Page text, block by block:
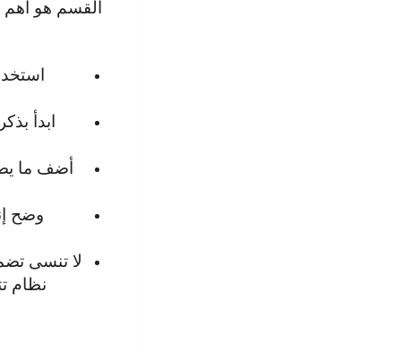
القسم هو أهم
ابدأ
أضف ما
وضح
لا تنسى